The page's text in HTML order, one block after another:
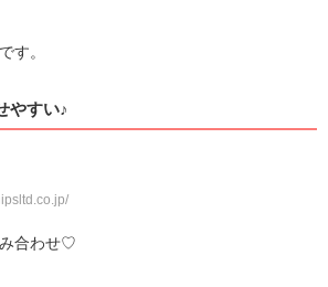
す。
やすい♪
合わせ♡